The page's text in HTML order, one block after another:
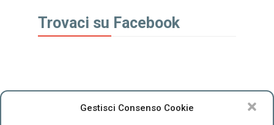
Gestisci Consenso Cookie
Trovaci su Facebook